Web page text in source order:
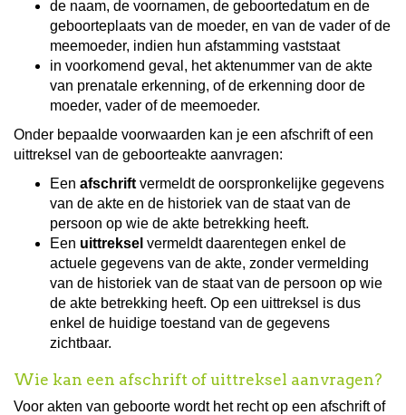
de naam, de voornamen, de geboortedatum en de
geboorteplaats van de moeder, en van de vader of de
meemoeder, indien hun afstamming vaststaat
in voorkomend geval, het aktenummer van de akte
van prenatale erkenning, of de erkenning door de
moeder, vader of de meemoeder.
Onder bepaalde voorwaarden kan je een afschrift of een
uittreksel van de geboorteakte aanvragen:
Een afschrift vermeldt de oorspronkelijke gegevens
van de akte en de historiek van de staat van de
persoon op wie de akte betrekking heeft.
Een uittreksel vermeldt daarentegen enkel de
actuele gegevens van de akte, zonder vermelding
van de historiek van de staat van de persoon op wie
de akte betrekking heeft. Op een uittreksel is dus
enkel de huidige toestand van de gegevens
zichtbaar.
Wie kan een afschrift of uittreksel aanvragen?
Voor akten van geboorte wordt het recht op een afschrift of